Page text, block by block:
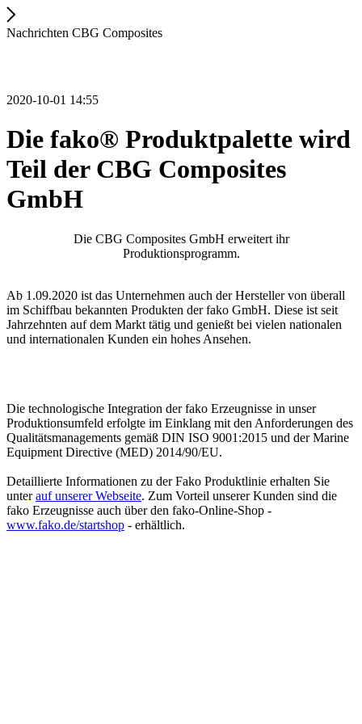
Nachrichten CBG Composites
2020-10-01 14:55
Die fako® Produktpalette wird
Teil der CBG Composites
GmbH
Die CBG Composites GmbH erweitert ihr
Produktionsprogramm.
Ab 1.09.2020 ist das Unternehmen auch der Hersteller von überall
im Schiffbau bekannten Produkten der fako GmbH. Diese ist seit
Jahrzehnten auf dem Markt tätig und genießt bei vielen nationalen
und internationalen Kunden ein hohes Ansehen.
Die technologische Integration der fako Erzeugnisse in unser
Produktionsumfeld erfolgte im Einklang mit den Anforderungen des
Qualitätsmanagements gemäß DIN ISO 9001:2015 und der Marine
Equipment Directive (MED) 2014/90/EU.
Detaillierte Informationen zu der Fako Produktlinie erhalten Sie
unterauf unserer Webseite. Zum Vorteil unserer Kunden sind die
fako Erzeugnisse auch über den fako-Online-Shop -
www.fako.de/startshop - erhältlich.